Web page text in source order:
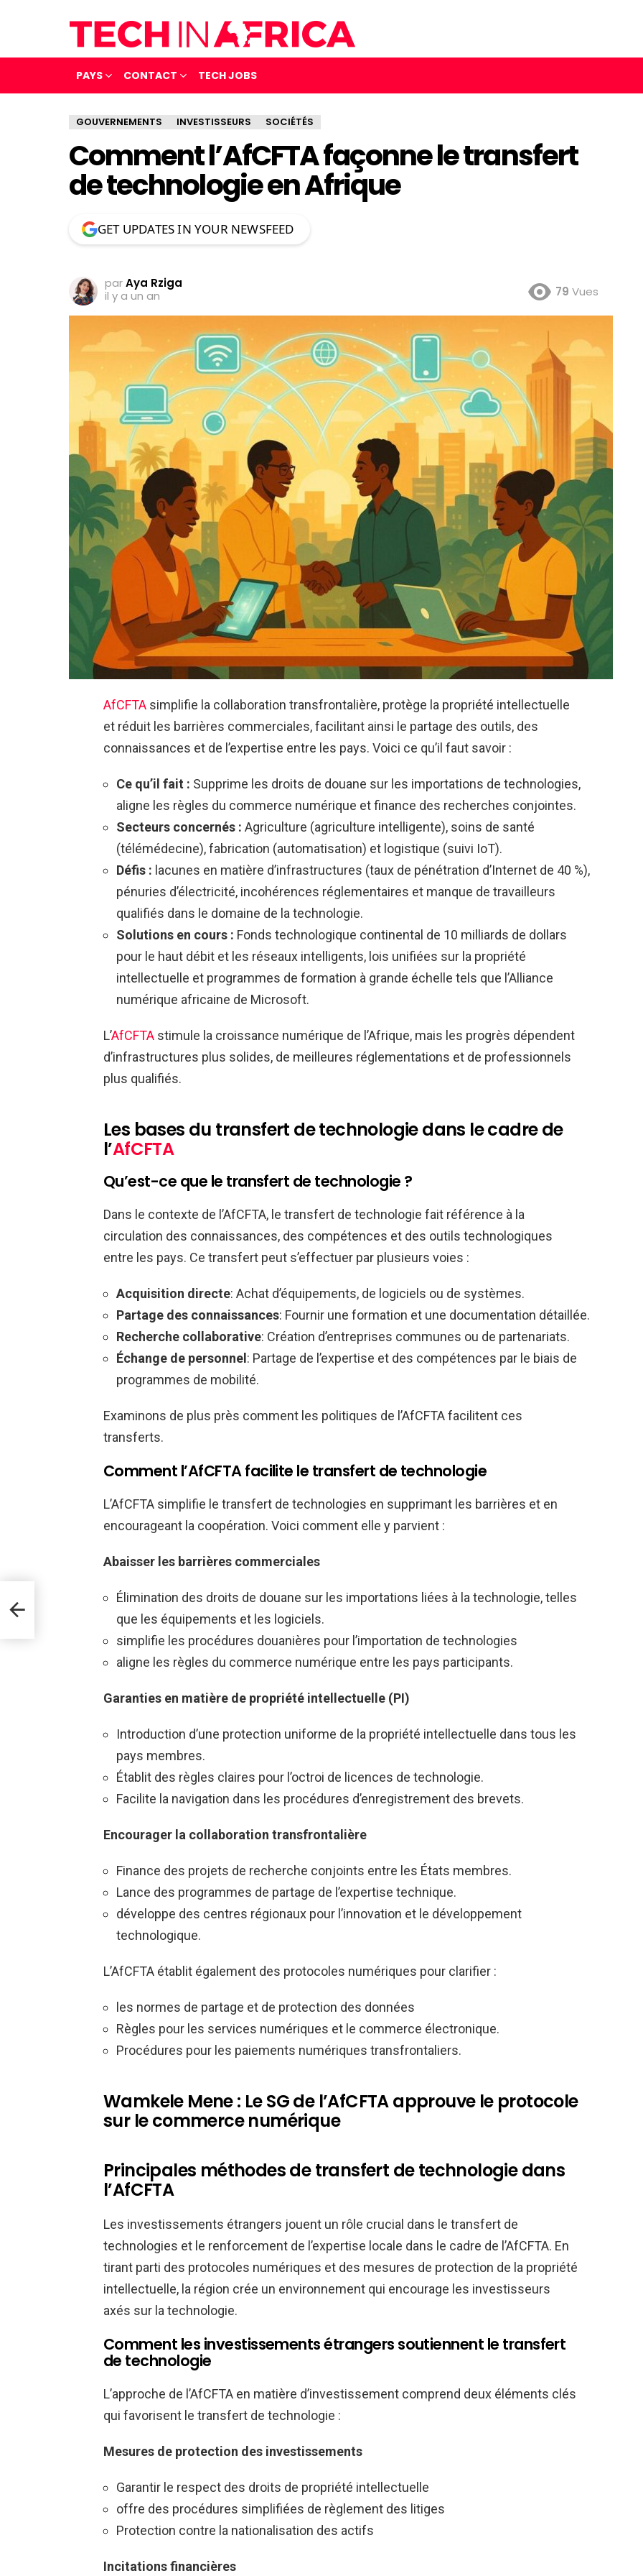
PAYS CONTACT TECH JOBS
GOUVERNEMENTS INVESTISSEURS SOCIÉTÉS
Comment l’AfCFTA façonne le transfert
de technologie en Afrique
GET UPDATES IN YOUR NEWSFEED
parAya Rziga
il y a un an
79 Vues
AfCFTA simplifie la collaboration transfrontalière, protège la propriété intellectuelle
et réduit les barrières commerciales, facilitant ainsi le partage des outils, des
connaissances et de l’expertise entre les pays. Voici ce qu’il faut savoir :
Ce qu’il fait : Supprime les droits de douane sur les importations de technologies,
aligne les règles du commerce numérique et finance des recherches conjointes.
Secteurs concernés : Agriculture (agriculture intelligente), soins de santé
(télémédecine), fabrication (automatisation) et logistique (suivi IoT).
Défis : lacunes en matière d’infrastructures (taux de pénétration d’Internet de 40 %),
pénuries d’électricité, incohérences réglementaires et manque de travailleurs
qualifiés dans le domaine de la technologie.
Solutions en cours : Fonds technologique continental de 10 milliards de dollars
pour le haut débit et les réseaux intelligents, lois unifiées sur la propriété
intellectuelle et programmes de formation à grande échelle tels que l’Alliance
numérique africaine de Microsoft.
L’AfCFTA stimule la croissance numérique de l’Afrique, mais les progrès dépendent
d’infrastructures plus solides, de meilleures réglementations et de professionnels
plus qualifiés.
Les bases du transfert de technologie dans le cadre de
l’AfCFTA
Qu’est-ce que le transfert de technologie ?
Dans le contexte de l’AfCFTA, le transfert de technologie fait référence à la
circulation des connaissances, des compétences et des outils technologiques
entre les pays. Ce transfert peut s’effectuer par plusieurs voies :
Acquisition directe: Achat d’équipements, de logiciels ou de systèmes.
Partage des connaissances: Fournir une formation et une documentation détaillée.
Recherche collaborative: Création d’entreprises communes ou de partenariats.
Échange de personnel : Partage de l’expertise et des compétences par le biais de
programmes de mobilité.
Examinons de plus près comment les politiques de l’AfCFTA facilitent ces
transferts.
Comment l’AfCFTA facilite le transfert de technologie
L’AfCFTA simplifie le transfert de technologies en supprimant les barrières et en
encourageant la coopération. Voici comment elle y parvient :
Abaisser les barrières commerciales
Élimination des droits de douane sur les importations liées à la technologie, telles
que les équipements et les logiciels.
simplifie les procédures douanières pour l’importation de technologies
aligne les règles du commerce numérique entre les pays participants.
Garanties en matière de propriété intellectuelle (PI)
Introduction d’une protection uniforme de la propriété intellectuelle dans tous les
pays membres.
Établit des règles claires pour l’octroi de licences de technologie.
Facilite la navigation dans les procédures d’enregistrement des brevets.
Encourager la collaboration transfrontalière
Finance des projets de recherche conjoints entre les États membres.
Lance des programmes de partage de l’expertise technique.
développe des centres régionaux pour l’innovation et le développement
technologique.
L’AfCFTA établit également des protocoles numériques pour clarifier :
les normes de partage et de protection des données
Règles pour les services numériques et le commerce électronique.
Procédures pour les paiements numériques transfrontaliers.
Wamkele Mene : Le SG de l’AfCFTA approuve le protocole
sur le commerce numérique
Principales méthodes de transfert de technologie dans
l’AfCFTA
Les investissements étrangers jouent un rôle crucial dans le transfert de
technologies et le renforcement de l’expertise locale dans le cadre de l’AfCFTA. En
tirant parti des protocoles numériques et des mesures de protection de la propriété
intellectuelle, la région crée un environnement qui encourage les investisseurs
axés sur la technologie.
Comment les investissements étrangers soutiennent le transfert
de technologie
L’approche de l’AfCFTA en matière d’investissement comprend deux éléments clés
qui favorisent le transfert de technologie :
Mesures de protection des investissements
Garantir le respect des droits de propriété intellectuelle
offre des procédures simplifiées de règlement des litiges
Protection contre la nationalisation des actifs
Incitations financières
au